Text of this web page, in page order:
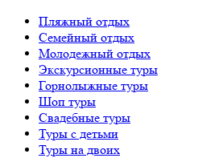
Пляжный отдых
Семейный отдых
Молодежный отдых
Экскурсионные туры
Горнолыжные туры
Шоп туры
Свадебные туры
Туры с детьми
Туры на двоих